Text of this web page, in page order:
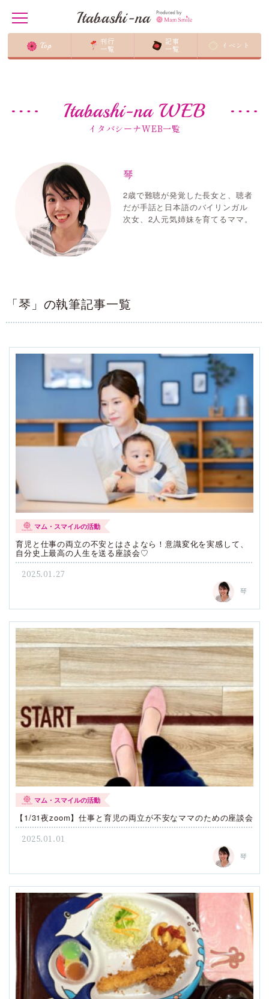
t
o
l
Itabashi-na
Top
刊行
一覧
記事
一覧
イベント
ホーム/ 琴
Itabashi-na WEB
イタバシーナWEB一覧
琴
2歳で難聴が発覚した長女と、聴者
だが手話と日本語のバイリンガル
次女、2人元気姉妹を育てるママ。
「琴」の執筆記事一覧
マム・スマイルの活動
育児と仕事の両立の不安とはさよなら！意識変化を実感して、
自分史上最高の人生を送る座談会♡
2025.01.27
琴
マム・スマイルの活動
【1/31夜zoom】仕事と育児の両立が不安なママのための座談会
2025.01.01
琴